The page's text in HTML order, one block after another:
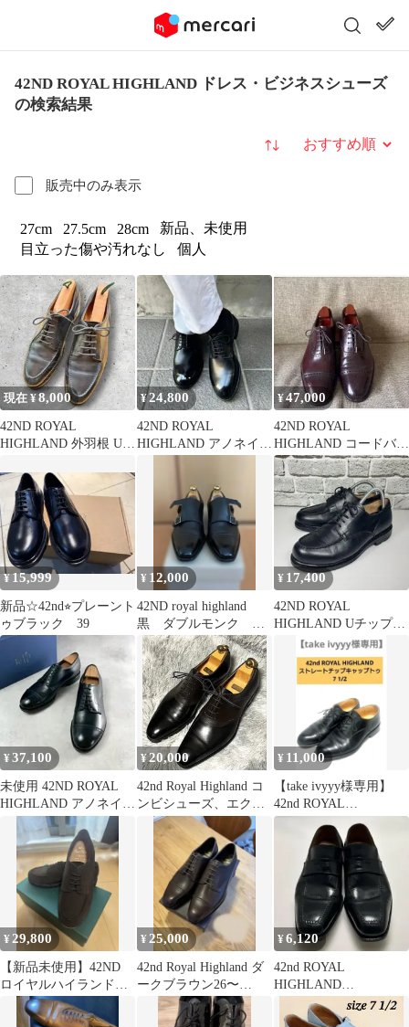
42ND ROYAL HIGHLAND ドレス・ビジネスシューズ
の検索結果
販売中のみ表示
並び替え
27cm 27.5cm 28cm
新品、未使用
目立った傷や汚れなし
個人
現在 ¥8,000
42ND ROYAL
HIGHLAND 外羽根 Uチ
¥24,800
42ND ROYAL
HIGHLAND アノネイ
¥47,000
42ND ROYAL
HIGHLAND コードバ
ン シューツリー付
¥15,999
新品☆42nd⭐︎プレーント
ゥブラック 39
¥ 12,000
42ND royal highland
黒 ダブルモンク
5.5 24cm位
¥ 17,400
42ND ROYAL
HIGHLAND Uチップ
Explorer soft
¥37,100
未使用 42ND ROYAL
HIGHLAND アノネイ社
製 ボックスカーフ
¥20,000
42nd Royal Highland コ
ンビシューズ、エクス
クルーシブ、6.5
¥ 11,000
【take ivyyy様専用】
42nd ROYAL
HIGHLAND
¥ 29,800
【新品未使用】42ND
ロイヤルハイランド
Uチップ ダークブラ
ウン スエード
¥ 25,000
42nd Royal Highland ダ
ークブラウン26〜
26.5cm
¥6,120
42nd ROYAL
HIGHLAND
EXCLUSIVE 61/2 ブラ
ック